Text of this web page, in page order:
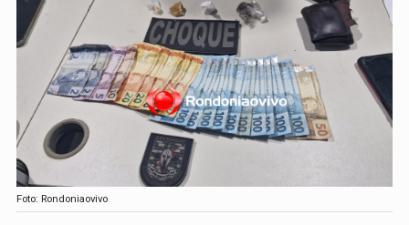
Foto: Rondoniaovivo